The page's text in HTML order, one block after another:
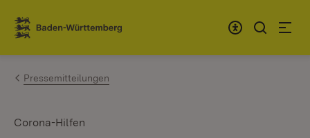
Zum Inhalt springen
Link zur Startseite
Pressemitteilungen
Corona-Hilfen